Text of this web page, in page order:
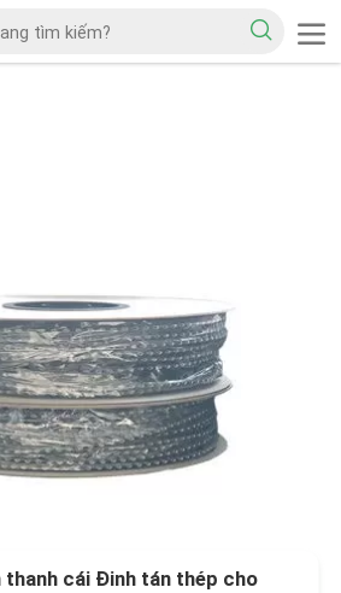
thanh cái Đinh tán thép cho